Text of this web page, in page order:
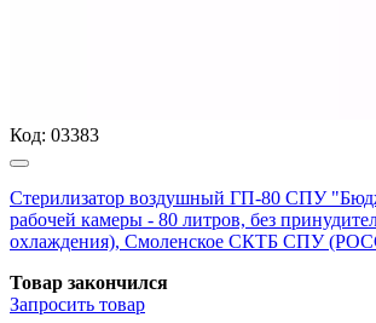
Код: 03383
Стерилизатор воздушный ГП-80 СПУ
рабочей камеры - 80 литров, без
охлаждения), Смоленское СКТБ СПУ
Товар закончился
Запросить товар